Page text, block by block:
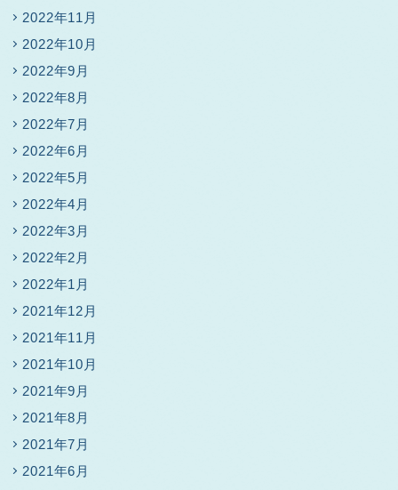
2022年11月
2022年10月
2022年9月
2022年8月
2022年7月
2022年6月
2022年5月
2022年4月
2022年3月
2022年2月
2022年1月
2021年12月
2021年11月
2021年10月
2021年9月
2021年8月
2021年7月
2021年6月